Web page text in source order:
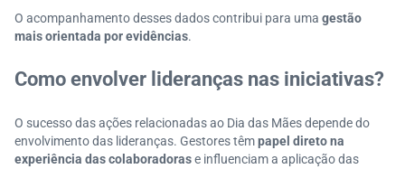
O acompanhamento desses dados contribui para uma gestão
mais orientada por evidências.
Como envolver lideranças nas iniciativas?
O sucesso das ações relacionadas ao Dia das Mães depende do
envolvimento das lideranças. Gestores têmpapel direto na
experiência das colaboradorase influenciam a aplicação das